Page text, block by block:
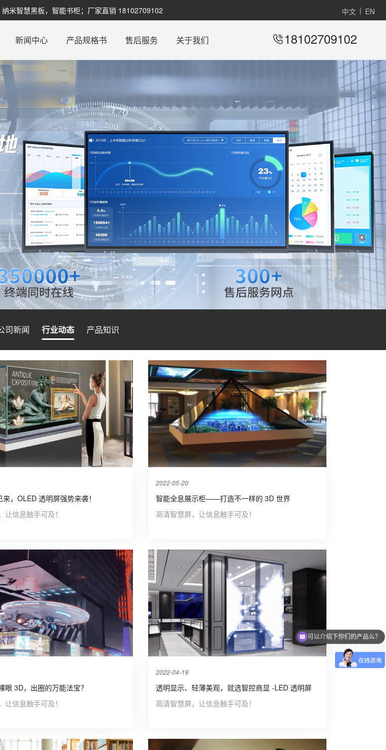
米智慧黑板，智能书柜；厂家直销 18102709102 中文 | EN
新闻中心 产品规格书 售后服务 关于我们 18102709102
司新闻 行业动态 产品知识
来，OLED 透明屏强势来袭！
让信息触手可及！
2022-05-20
智能全息展示柜——打造不一样的 3D 世界
高清智慧屏，让信息触手可及！
眼 3D，出圈的万能法宝？
让信息触手可及！
2022-04-19
透明显示、轻薄美观，就选智控商显 -LED 透明屏
高清智慧屏，让信息触手可及！
你们是厂家吗？是从哪里发货的？